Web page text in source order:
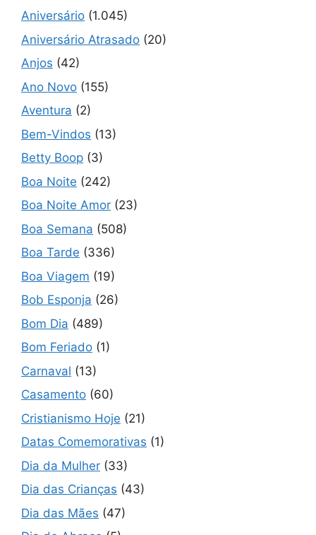
Aniversário (1.045)
Aniversário Atrasado (20)
Anjos (42)
Ano Novo (155)
Aventura (2)
Bem-Vindos (13)
Betty Boop (3)
Boa Noite (242)
Boa Noite Amor (23)
Boa Semana (508)
Boa Tarde (336)
Boa Viagem (19)
Bob Esponja (26)
Bom Dia (489)
Bom Feriado (1)
Carnaval (13)
Casamento (60)
Cristianismo Hoje (21)
Datas Comemorativas (1)
Dia da Mulher (33)
Dia das Crianças (43)
Dia das Mães (47)